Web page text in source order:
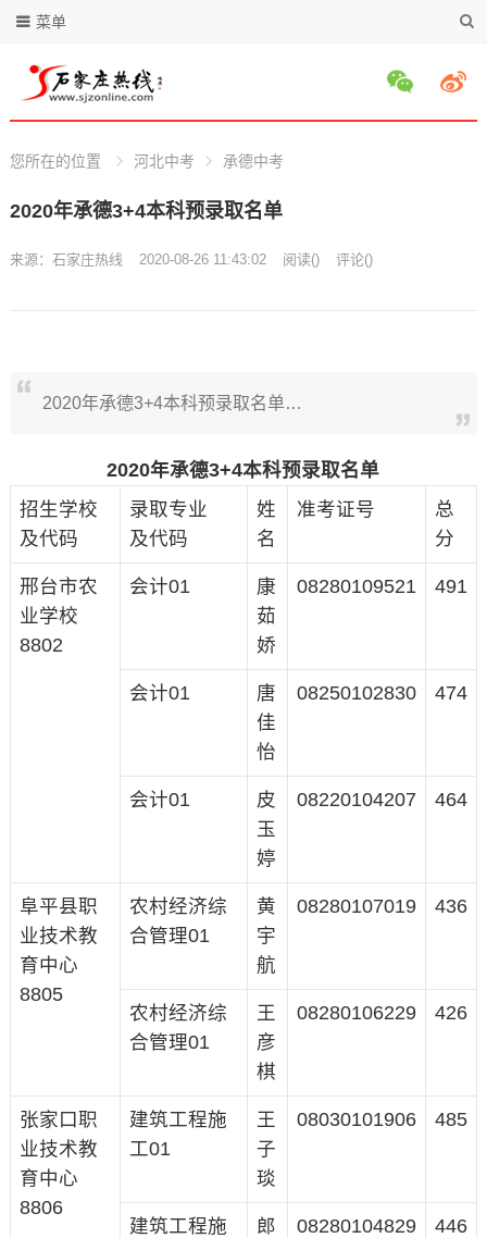
菜单
您所在的位置 河北中考 承德中考
2020年承德3+4本科预录取名单
来源： 石家庄热线 2020-08-26 11:43:02 阅读() 评论()
2020年承德3+4本科预录取名单…
2020年承德3+4本科预录取名单
招生学校
及代码
录取专业
及代码
姓
名
准考证号
总
分
邢台市农
业学校
8802
会计01
康
茹
娇
08280109521 491
会计01
唐
佳
怡
08250102830 474
会计01
皮
玉
婷
08220104207 464
阜平县职
业技术教
育中心
8805
农村经济综
合管理01
黄
宇
航
08280107019 436
农村经济综
合管理01
王
彦
棋
08280106229 426
张家口职
业技术教
育中心
8806
建筑工程施
工01
王
子
琰
08030101906 485
建筑工程施
郎
08280104829 446